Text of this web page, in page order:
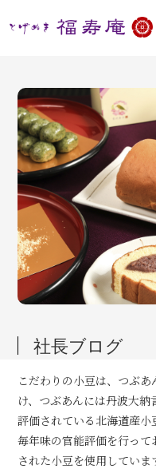
社長ブログ
こだわりの小豆は、つぶ
け、つぶあんには丹波大
評価されている北海道産
毎年味の官能評価を行っ
された小豆を使用していま